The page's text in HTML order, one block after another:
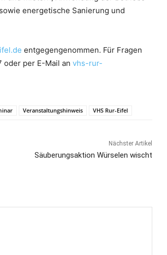
energetische Sanierung und
entgegengenommen. Für Fragen
oder per E-Mail an vhs-rur-
Veranstaltungshinweis VHS Rur-Eifel
Nächster Artikel
Säuberungsaktion Würselen wischt